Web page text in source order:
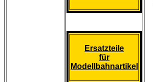
Ersatzteile
für
Modellbahnartikel